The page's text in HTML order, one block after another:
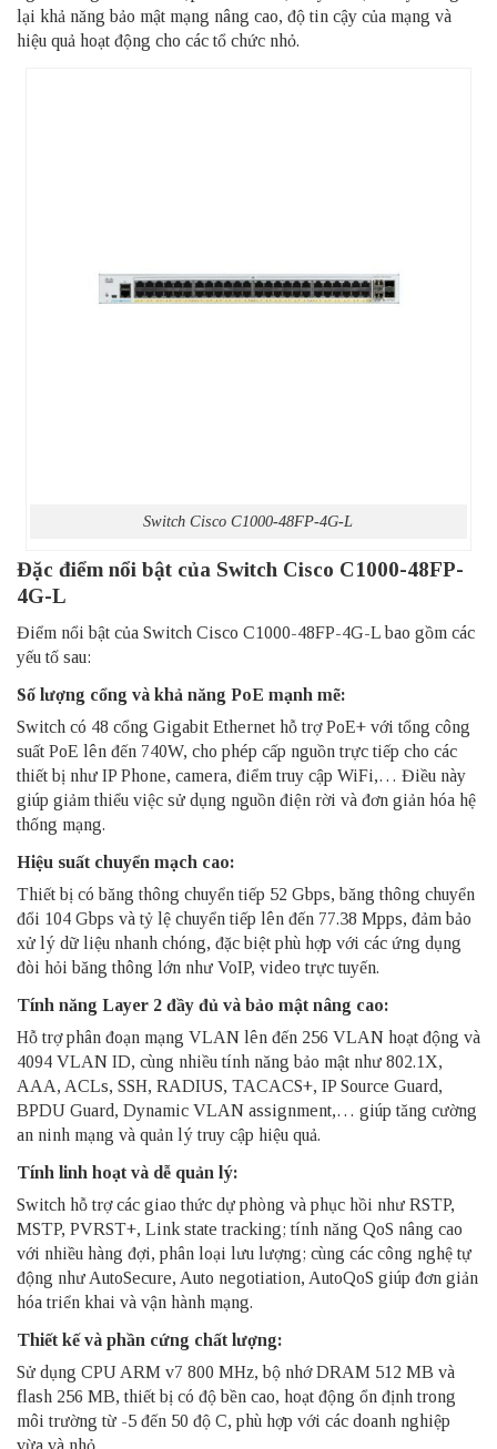
lại khả năng bảo mật mạng nâng cao, độ tin cậy của mạng và
hiệu quả hoạt động cho các tổ chức nhỏ.
Switch Cisco C1000-48FP-4G-L
Đặc điểm nổi bật của Switch Cisco C1000-48FP-
4G-L
Điểm nổi bật của Switch Cisco C1000-48FP-4G-L bao gồm các
yếu tố sau:
Số lượng cổng và khả năng PoE mạnh mẽ:
Switch có 48 cổng Gigabit Ethernet hỗ trợ PoE+ với tổng công
suất PoE lên đến 740W, cho phép cấp nguồn trực tiếp cho các
thiết bị như IP Phone, camera, điểm truy cập WiFi,… Điều này
giúp giảm thiểu việc sử dụng nguồn điện rời và đơn giản hóa hệ
thống mạng.
Hiệu suất chuyển mạch cao:
Thiết bị có băng thông chuyển tiếp 52 Gbps, băng thông chuyển
đổi 104 Gbps và tỷ lệ chuyển tiếp lên đến 77.38 Mpps, đảm bảo
xử lý dữ liệu nhanh chóng, đặc biệt phù hợp với các ứng dụng
đòi hỏi băng thông lớn như VoIP, video trực tuyến.
Tính năng Layer 2 đầy đủ và bảo mật nâng cao:
Hỗ trợ phân đoạn mạng VLAN lên đến 256 VLAN hoạt động và
4094 VLAN ID, cùng nhiều tính năng bảo mật như 802.1X,
AAA, ACLs, SSH, RADIUS, TACACS+, IP Source Guard,
BPDU Guard, Dynamic VLAN assignment,… giúp tăng cường
an ninh mạng và quản lý truy cập hiệu quả.
Tính linh hoạt và dễ quản lý:
Switch hỗ trợ các giao thức dự phòng và phục hồi như RSTP,
MSTP, PVRST+, Link state tracking; tính năng QoS nâng cao
với nhiều hàng đợi, phân loại lưu lượng; cùng các công nghệ tự
động như AutoSecure, Auto negotiation, AutoQoS giúp đơn giản
hóa triển khai và vận hành mạng.
Thiết kế và phần cứng chất lượng:
Sử dụng CPU ARM v7 800 MHz, bộ nhớ DRAM 512 MB và
flash 256 MB, thiết bị có độ bền cao, hoạt động ổn định trong
môi trường từ -5 đến 50 độ C, phù hợp với các doanh nghiệp
vừa và nhỏ.